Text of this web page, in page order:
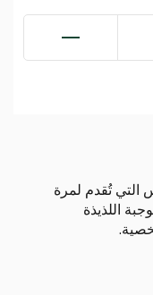
التي تُقدم لمرة
اللذيذة